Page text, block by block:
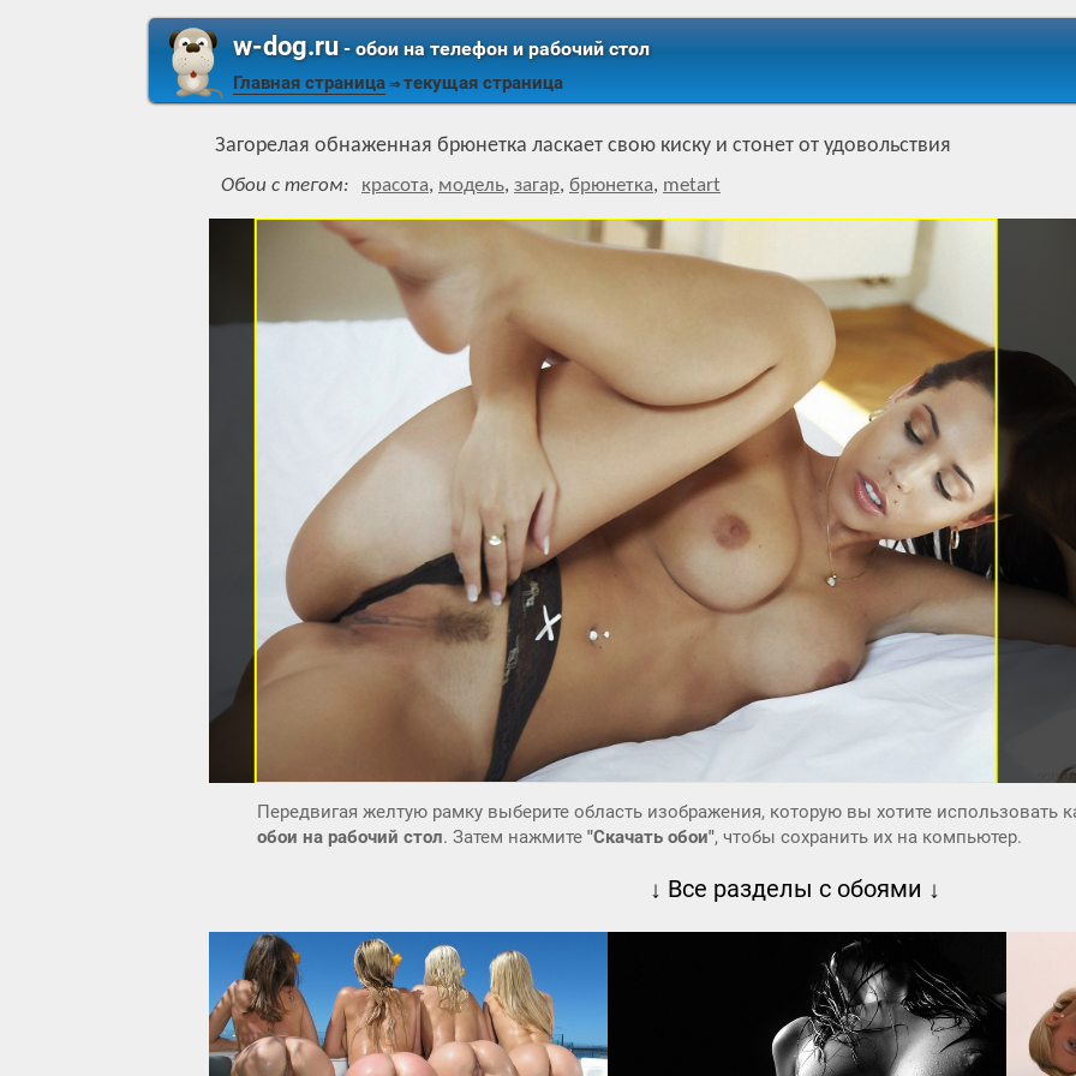
w-dog.ru- обои на телефон и рабочий стол
Главная страница ⇒ текущая страница
Загорелая обнаженная брюнетка ласкает свою киску и стонет от удовольствия
Обои с тегом: красота, модель, загар, брюнетка, metart
Передвигая желтую рамку выберите область изображения, которую вы хотите использовать
обои на рабочий стол. Затем нажмите "Скачать обои", чтобы сохранить их на компьютер.
↓ Все разделы с обоями ↓